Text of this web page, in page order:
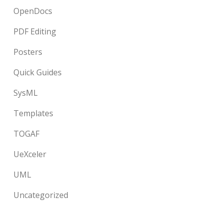
OpenDocs
PDF Editing
Posters
Quick Guides
SysML
Templates
TOGAF
UeXceler
UML
Uncategorized